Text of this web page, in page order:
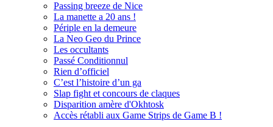
Passing breeze de Nice
La manette a 20 ans !
Périple en la demeure
La Neo Geo du Prince
Les occultants
Passé Conditionnul
Rien d’officiel
C’est l’histoire d’un ga
Slap fight et concours de claques
Disparition amère d'Okhtosk
Accès rétabli aux Game Strips de Game B !